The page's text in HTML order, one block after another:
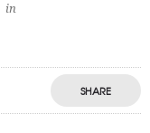
in
SHARE